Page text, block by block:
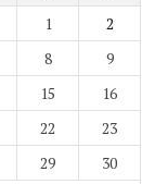
1
2
8
9
15
16
22
23
29 30